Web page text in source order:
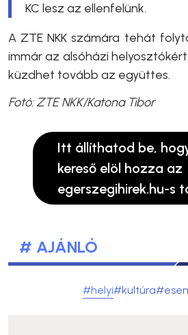
KC lesz az ellenfelünk.
A ZTE NKK számára tehát
immár az alsóházi
küzdhet tovább az együttes.
Fotó: ZTE NKK/Katona Tibor
Itt állíthatod be,
kereső elöl hozza az
egerszegihirek.hu-s
# AJÁNLÓ
#helyi#kultúra